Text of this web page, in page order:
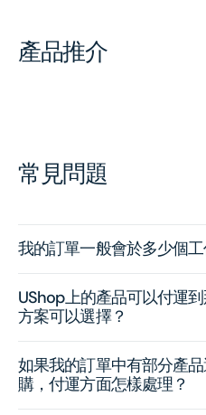
產品推介
常見問題
我的訂單一般會於多少個
UShop上的產品可以付運
方案可以選擇？
如果我的訂單中有部分產
購，付運方面怎樣處理？